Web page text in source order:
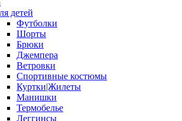
детей
Футболки
Шорты
Брюки
Джемпера
Ветровки
Спортивные костюмы
Куртки|Жилеты
Манишки
Термобелье
Леггинсы